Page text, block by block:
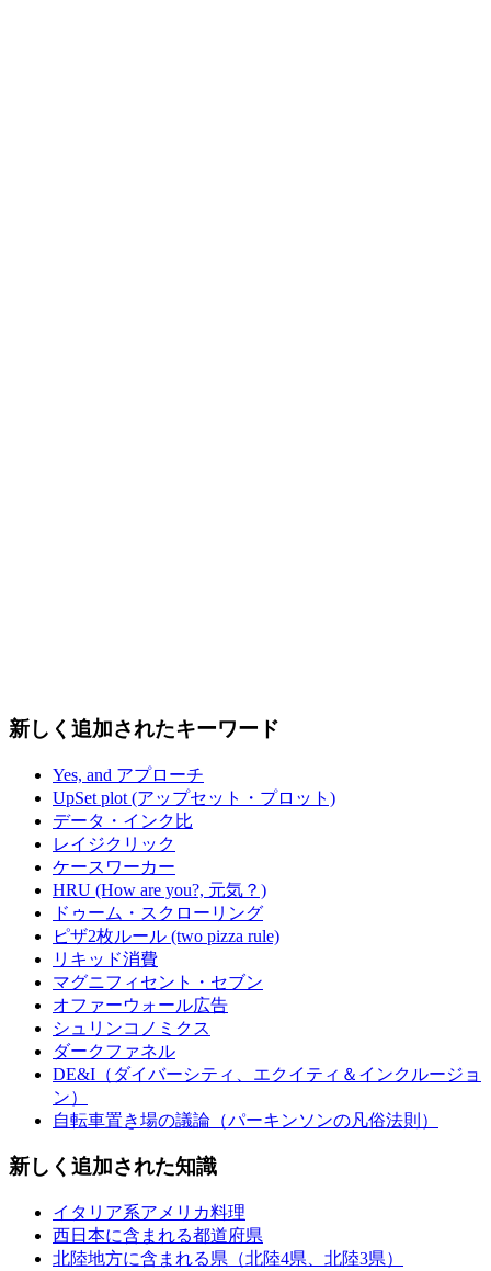
新しく追加されたキーワード
Yes, and アプローチ
UpSet plot (アップセット・プロット)
データ・インク比
レイジクリック
ケースワーカー
HRU (How are you?, 元気？)
ドゥーム・スクローリング
ピザ2枚ルール (two pizza rule)
リキッド消費
マグニフィセント・セブン
オファーウォール広告
シュリンコノミクス
ダークファネル
DE&I（ダイバーシティ、エクイティ＆インクルージョ
ン）
自転車置き場の議論（パーキンソンの凡俗法則）
新しく追加された知識
イタリア系アメリカ料理
西日本に含まれる都道府県
北陸地方に含まれる県（北陸4県、北陸3県）